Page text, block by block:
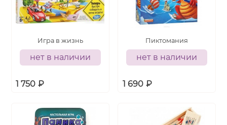
Игра в жизнь
нет в наличии
1 750 ₽
Пиктомания
нет в наличии
1 690 ₽